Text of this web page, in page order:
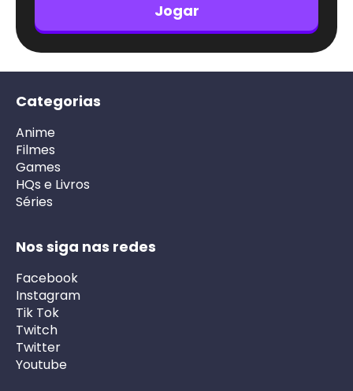
Jogar
Categorias
Anime
Filmes
Games
HQs e Livros
Séries
Nos siga nas redes
Facebook
Instagram
Tik Tok
Twitch
Twitter
Youtube